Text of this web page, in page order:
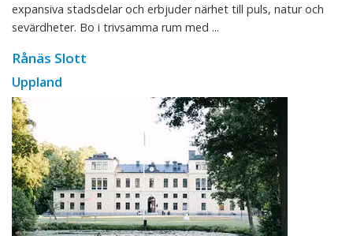
expansiva stadsdelar och erbjuder närhet till puls, natur och
sevärdheter. Bo i trivsamma rum med ...
Rånäs Slott
Uppland